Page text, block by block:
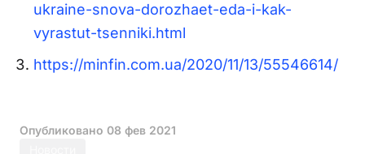
ukraine-snova-dorozhaet-eda-i-kak-
vyrastut-tsenniki.html
https://minfin.com.ua/2020/11/13/55546614/
Опубликовано 08 фев 2021